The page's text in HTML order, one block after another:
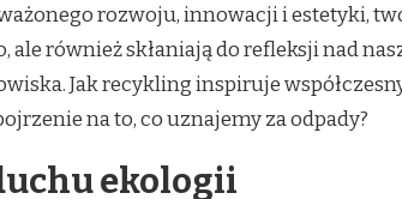
rozwoju, innowacji i estetyki,
ale również skłaniają do refleksji nad
Jak recykling inspiruje
na to, co uznajemy za odpady?
ekologii